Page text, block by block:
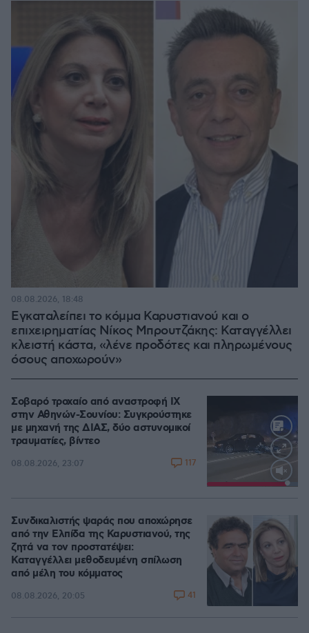
Εγκαταλείπει το κόμμα Καρυστιανού και ο
επιχειρηματίας Νίκος Μπρουτζάκης: Καταγγέλλει
κλειστή κάστα, «λένε προδότες και πληρωμένους
όσους αποχωρούν»
08.08.2026, 18:48
Loaded:
Σοβαρό τροχαίο από αναστροφή ΙΧ
στην Αθηνών-Σουνίου: Συγκρούστηκε
με μηχανή της ΔΙΑΣ, δύο αστυνομικοί
τραυματίες, βίντεο
08.08.2026, 23:07 117
Συνδικαλιστής ψαράς που αποχώρησε
από την Ελπίδα της Καρυστιανού, της
ζητά να τον προστατέψει:
Καταγγέλλει μεθοδευμένη σπίλωση
από μέλη του κόμματος
08.08.2026, 20:05 41